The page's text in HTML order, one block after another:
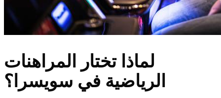
لماذا تختار المراهنات
الرياضية في سويسرا؟